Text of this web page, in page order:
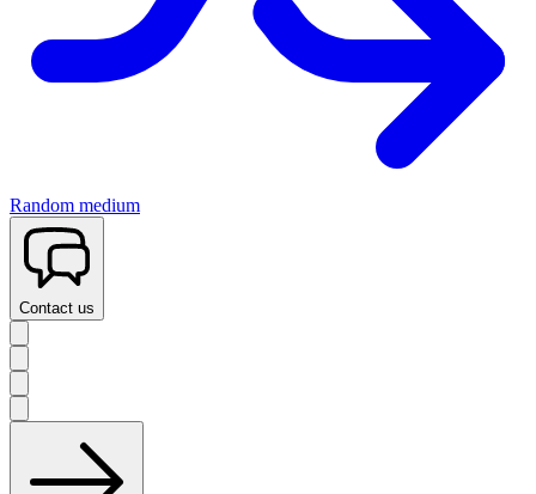
Random medium
Contact us